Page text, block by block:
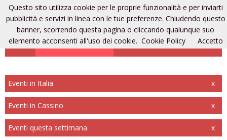
Eventi di modellismo
Aggiungi un evento Entra Registrati
Eventi in Italia x
Eventi in Cassino x
Eventi questa settimana
x
Questo sito utilizza cookie per le proprie funzionalità e per inviarti
pubblicità e servizi in linea con le tue preferenze. Chiudendo questo
banner, scorrendo questa pagina o cliccando qualunque suo
elemento acconsenti all'uso dei cookie. Cookie Policy Accetto